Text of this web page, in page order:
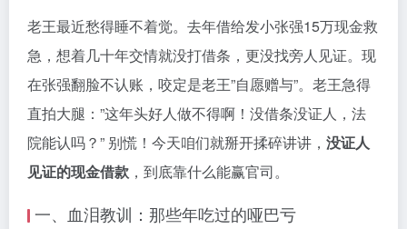
老王最近愁得睡不着觉。去年借给发小张强15万现金救
急，想着几十年交情就没打借条，更没找旁人见证。现
在张强翻脸不认账，咬定是老王”自愿赠与”。老王急得
直拍大腿：”这年头好人做不得啊！没借条没证人，法
院能认吗？” 别慌！今天咱们就掰开揉碎讲讲， 没证人
见证的现金借款 ，到底靠什么能赢官司。
一、血泪教训：那些年吃过的哑巴亏